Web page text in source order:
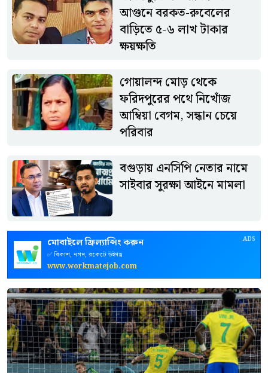
আগুনে বরকত-রুবেলের
বাড়িতে ৫-৬ লাখ টাকার
ক্ষয়ক্ষতি
গোয়ালন্দ মোড় থেকে
ফরিদপুরের পথে নিখোঁজ
আম্বিয়া বেগম, সন্ধান চেয়ে
পরিবার
বগুড়ায় এনসিপি নেতার নামে
সাইবার সুরক্ষা আইনে মামলা
ADS
মোবাইলে ফ্রিল্যান্সিং করুন
✅ বিকাশ, নগদ, রকেটে উইথড্র
www.workmatejob.com